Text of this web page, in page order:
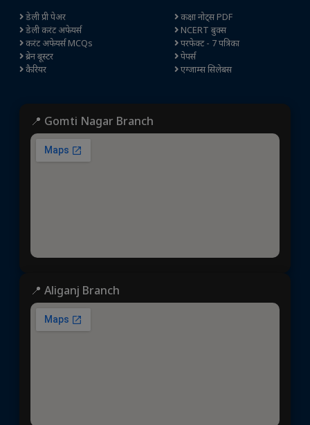
डेली प्री पेअर
डेली करंट अफेयर्स
करंट अफेयर्स MCQs
ब्रेन बूस्टर
कैरियर
कक्षा नोट्स PDF
NCERT बुक्स
परफेक्ट - 7 पत्रिका
पेपर्स
एग्जाम्स सिलेबस
📍 Gomti Nagar Branch
📍 Aliganj Branch